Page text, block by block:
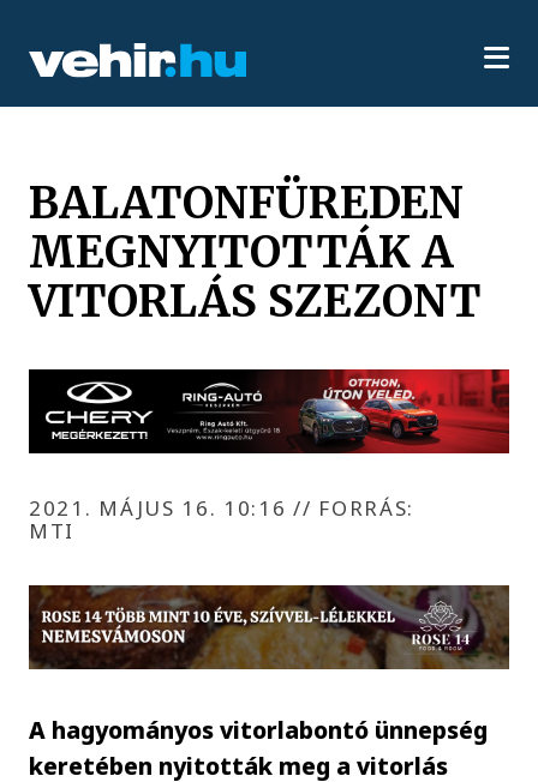
BALATONFÜREDEN
MEGNYITOTTÁK A
VITORLÁS SZEZONT
2021. MÁJUS 16. 10:16// FORRÁS:
MTI
A hagyományos vitorlabontó ünnepség
keretében nyitották meg a vitorlás